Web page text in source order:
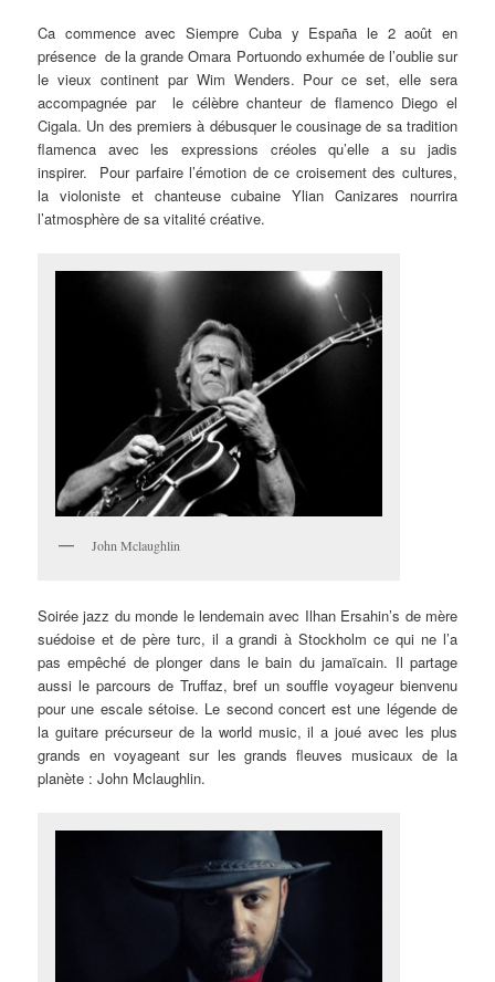
Ca commence avec Siempre Cuba y España le 2 août en
présence de la grande Omara Portuondo exhumée de l’oublie sur
le vieux continent par Wim Wenders. Pour ce set, elle sera
accompagnée par le célèbre chanteur de flamenco Diego el
Cigala. Un des premiers à débusquer le cousinage de sa tradition
flamenca avec les expressions créoles qu’elle a su jadis
inspirer. Pour parfaire l’émotion de ce croisement des cultures,
la violoniste et chanteuse cubaine Ylian Canizares nourrira
l’atmosphère de sa vitalité créative.
John Mclaughlin
Soirée jazz du monde le lendemain avec Ilhan Ersahin’s de mère
suédoise et de père turc, il a grandi à Stockholm ce qui ne l’a
pas empêché de plonger dans le bain du jamaïcain. Il partage
aussi le parcours de Truffaz, bref un souffle voyageur bienvenu
pour une escale sétoise. Le second concert est une légende de
la guitare précurseur de la world music, il a joué avec les plus
grands en voyageant sur les grands fleuves musicaux de la
planète : John Mclaughlin.